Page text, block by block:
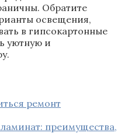
Обратите
освещения,
в гипсокартонные
уютную и
ремонт
преимущества,